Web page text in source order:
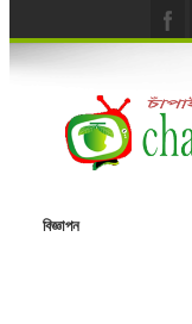
বিজ্ঞাপন